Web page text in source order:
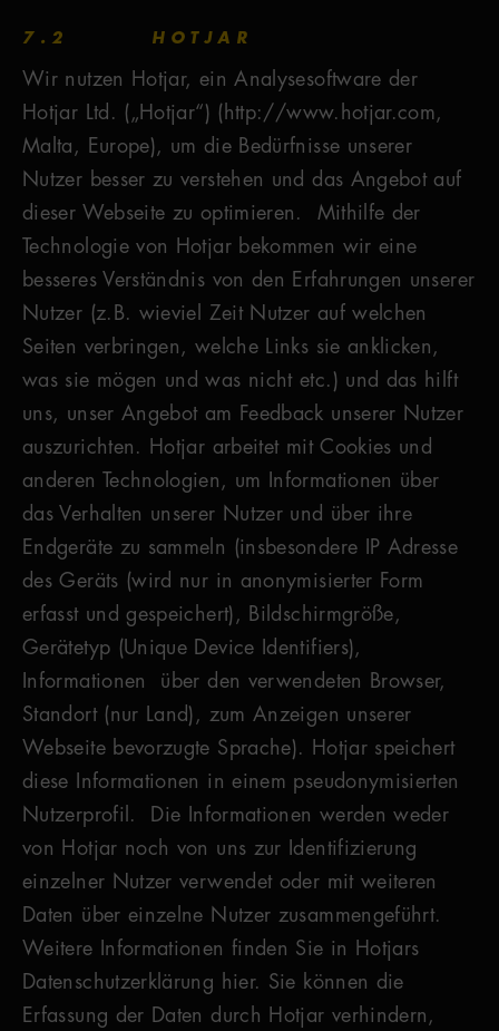
7.2 HOTJAR
Wir nutzen Hotjar, ein Analysesoftware der
Hotjar Ltd. („Hotjar“) (http://www.hotjar.com,
Malta, Europe), um die Bedürfnisse unserer
Nutzer besser zu verstehen und das Angebot auf
dieser Webseite zu optimieren. Mithilfe der
Technologie von Hotjar bekommen wir eine
besseres Verständnis von den Erfahrungen unserer
Nutzer (z.B. wieviel Zeit Nutzer auf welchen
Seiten verbringen, welche Links sie anklicken,
was sie mögen und was nicht etc.) und das hilft
uns, unser Angebot am Feedback unserer Nutzer
auszurichten. Hotjar arbeitet mit Cookies und
anderen Technologien, um Informationen über
das Verhalten unserer Nutzer und über ihre
Endgeräte zu sammeln (insbesondere IP Adresse
des Geräts (wird nur in anonymisierter Form
erfasst und gespeichert), Bildschirmgröße,
Gerätetyp (Unique Device Identifiers),
Informationen über den verwendeten Browser,
Standort (nur Land), zum Anzeigen unserer
Webseite bevorzugte Sprache). Hotjar speichert
diese Informationen in einem pseudonymisierten
Nutzerprofil. Die Informationen werden weder
von Hotjar noch von uns zur Identifizierung
einzelner Nutzer verwendet oder mit weiteren
Daten über einzelne Nutzer zusammengeführt.
Weitere Informationen finden Sie in Hotjars
Datenschutzerklärung hier. Sie können die
Erfassung der Daten durch Hotjar verhindern,